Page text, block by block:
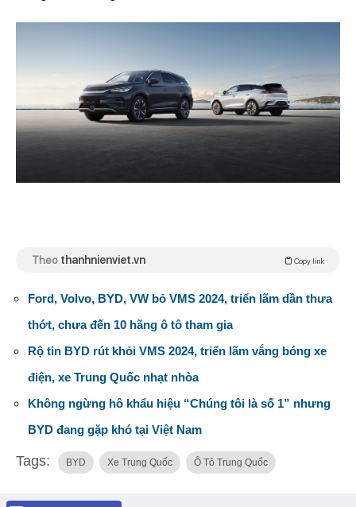
Theo thanhnienviet.vn Copy link
Ford, Volvo, BYD, VW bỏ VMS 2024, triển lãm dần thưa
thớt, chưa đến 10 hãng ô tô tham gia
Rộ tin BYD rút khỏi VMS 2024, triển lãm vắng bóng xe
điện, xe Trung Quốc nhạt nhòa
Không ngừng hô khẩu hiệu “Chúng tôi là số 1” nhưng
BYD đang gặp khó tại Việt Nam
Tags: BYD Xe Trung Quốc Ô Tô Trung Quốc